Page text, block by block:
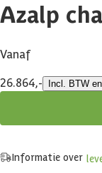
Azalp
Vanaf
26.864,-
Incl. BTW
Informatie over